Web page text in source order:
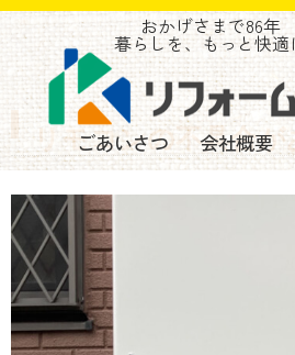
おかげさまで86年
暮らしを、もっと快適
ごあいさつ 会社概要
リモコンの不具合